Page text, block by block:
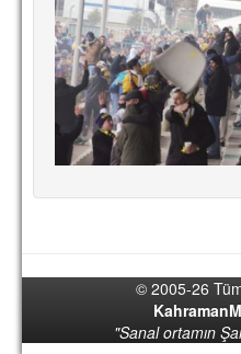
© 2005-26 Tüm
"Sanal ortamın